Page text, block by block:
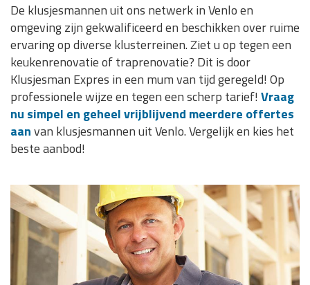
De klusjesmannen uit ons netwerk in Venlo en
omgeving zijn gekwalificeerd en beschikken over ruime
ervaring op diverse klusterreinen. Ziet u op tegen een
keukenrenovatie of traprenovatie? Dit is door
Klusjesman Expres in een mum van tijd geregeld! Op
professionele wijze en tegen een scherp tarief! Vraag
nu simpel en geheel vrijblijvend meerdere offertes
aanvan klusjesmannen uit Venlo. Vergelijk en kies het
beste aanbod!